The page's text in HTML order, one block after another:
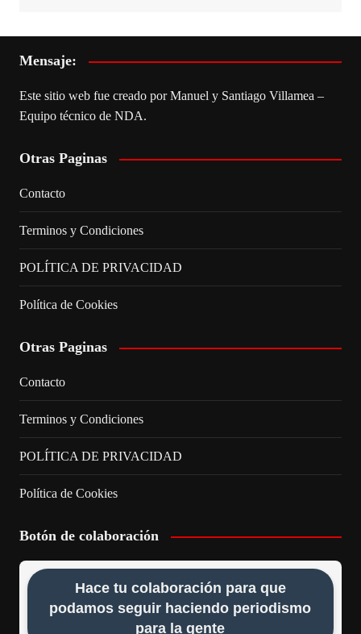
Mensaje:
Este sitio web fue creado por Manuel y Santiago Villamea –
Equipo técnico de NDA.
Otras Paginas
Contacto
Terminos y Condiciones
POLÍTICA DE PRIVACIDAD
Política de Cookies
Otras Paginas
Contacto
Terminos y Condiciones
POLÍTICA DE PRIVACIDAD
Política de Cookies
Botón de colaboración
Hace tu colaboración para que
podamos seguir haciendo periodismo
para la gente